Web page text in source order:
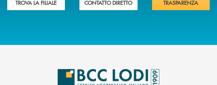
TROVA LA FILIALE CONTATTO DIRETTO TRASPARENZA